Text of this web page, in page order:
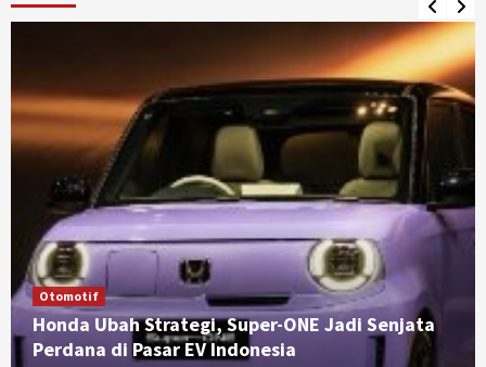
Otomotif
Honda Ubah Strategi, Super-ONE Jadi Senjata
Perdana di Pasar EV Indonesia